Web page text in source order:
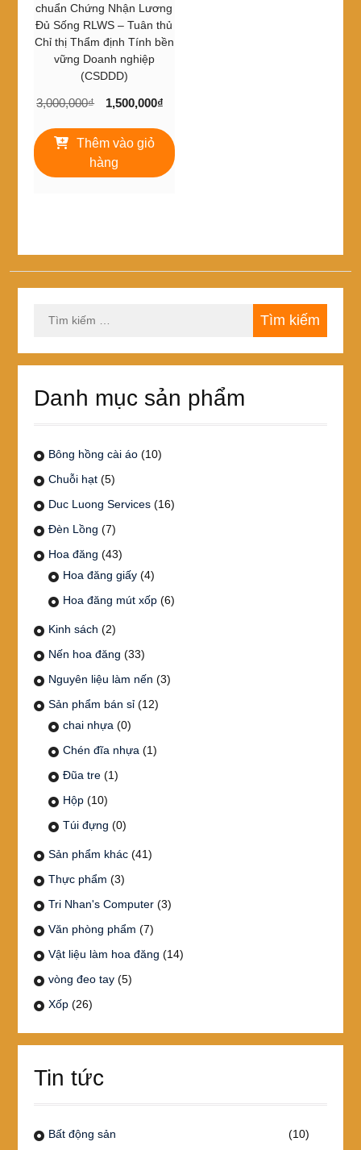
chuẩn Chứng Nhận Lương
Đủ Sống RLWS – Tuân thủ
Chỉ thị Thẩm định Tính bền
vững Doanh nghiệp
(CSDDD)
3,000,000₫
Giá
là:
3,000,000₫.
1,500,000₫
tại
là:
1,500,000₫.
Thêm vào giỏ
hàng
kiếm
Danh mục sản phẩm
Bông hồng cài áo (10)
Chuỗi hạt (5)
Duc Luong Services (16)
Đèn Lồng (7)
Hoa đăng (43)
Hoa đăng giấy (4)
Hoa đăng mút xốp (6)
Kinh sách (2)
Nến hoa đăng (33)
Nguyên liệu làm nến (3)
Sản phẩm bán sỉ (12)
chai nhựa (0)
Chén đĩa nhựa (1)
Đũa tre (1)
Hộp (10)
Túi đựng (0)
Sản phẩm khác (41)
Thực phẩm (3)
Tri Nhan's Computer (3)
Văn phòng phẩm (7)
Vật liệu làm hoa đăng (14)
vòng đeo tay (5)
Xốp (26)
Tin tức
Bất động sản
(10)